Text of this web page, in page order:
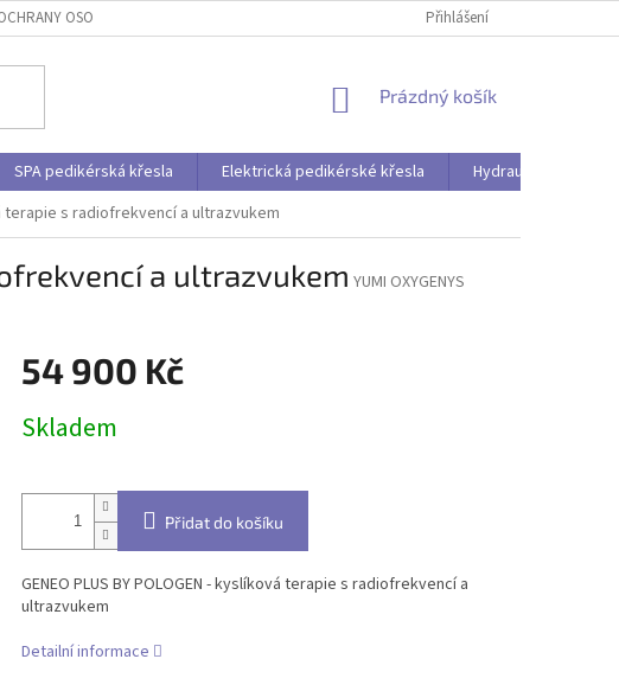
OSOBNÍCH ÚDAJŮ Přihlášení
NÁKUPNÍ
Prázdný košík
SPA pedikérská křesla Elektrická pedikérské křesla
Hydraulická
terapie s radiofrekvencí a ultrazvukem
a ultrazvukem YUMI OXYGENYS
54 900 Kč
cena:
Skladem
Přidat do košíku
GENEO PLUS BY POLOGEN - kyslíková terapie s radiofrekvencí a
ultrazvukem
Detailní informace